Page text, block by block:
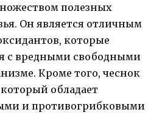
полезных
Он является отличным
которые
с вредными свободными
Кроме того, чеснок
обладает
и противогрибковыми